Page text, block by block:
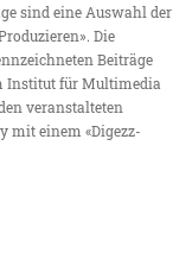
sind eine Auswahl der
Die
Beiträge
Institut für Multimedia
veranstalteten
mit einem «Digezz-